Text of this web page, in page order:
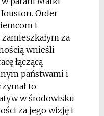
Order
i
za
wnieśli
łączącą
państwami i
to
w środowisku
za jego wizję i